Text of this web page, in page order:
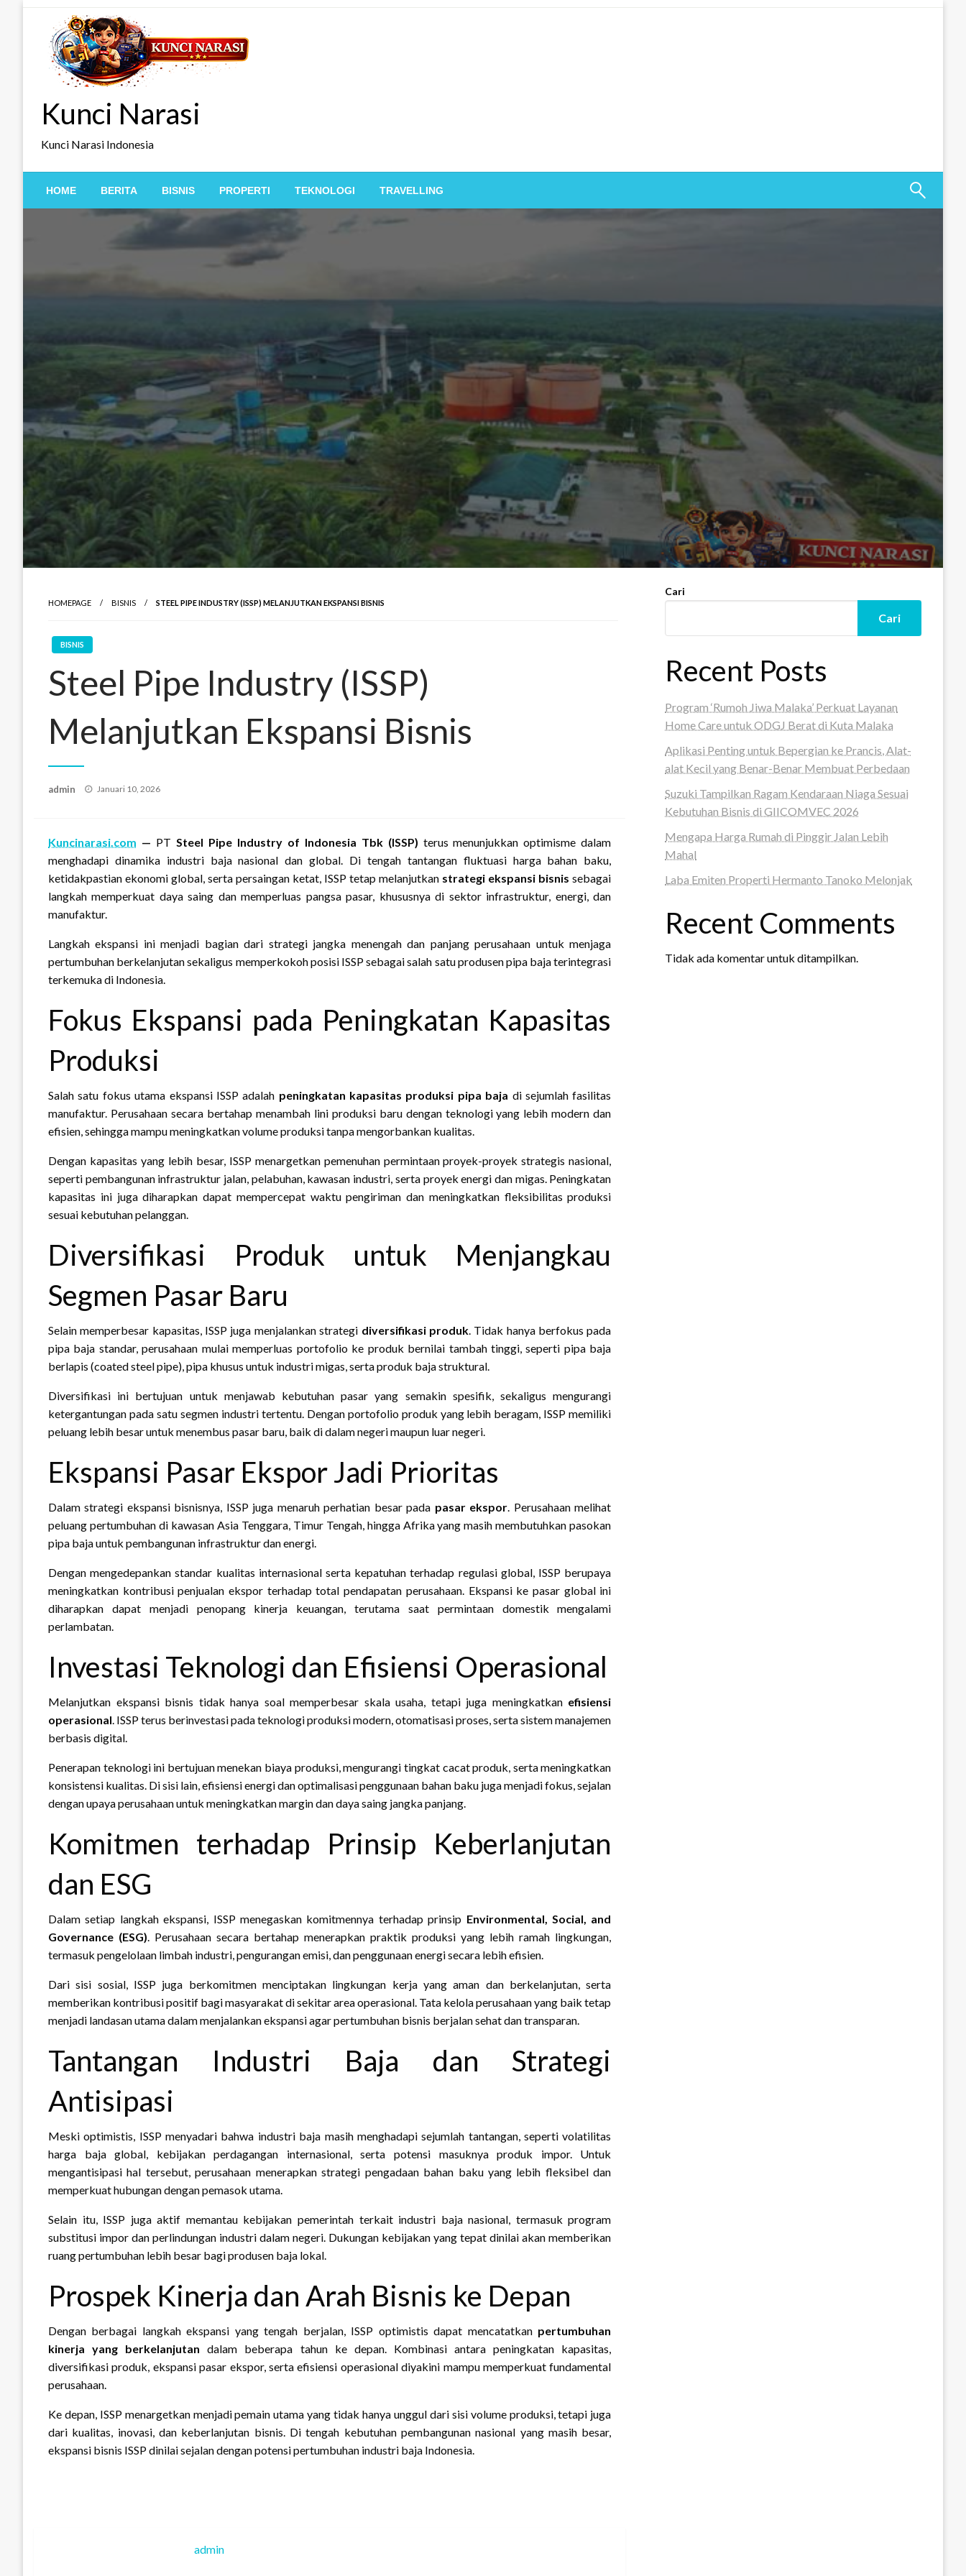
Kunci Narasi
Kunci Narasi Indonesia
HOME BERITA BISNIS PROPERTI TEKNOLOGI TRAVELLING
HOMEPAGE BISNIS STEEL PIPE INDUSTRY (ISSP) MELANJUTKAN EKSPANSI BISNIS
BISNIS
Steel Pipe Industry (ISSP)
Melanjutkan Ekspansi Bisnis
admin
Posted
Januari 10, 2026
Kuncinarasi.com — PT Steel Pipe Industry of Indonesia Tbk (ISSP) terus menunjukkan optimisme dalam
menghadapi dinamika industri baja nasional dan global. Di tengah tantangan fluktuasi harga bahan baku,
ketidakpastian ekonomi global, serta persaingan ketat, ISSP tetap melanjutkan strategi ekspansi bisnis sebagai
langkah memperkuat daya saing dan memperluas pangsa pasar, khususnya di sektor infrastruktur, energi, dan
manufaktur.
Langkah ekspansi ini menjadi bagian dari strategi jangka menengah dan panjang perusahaan untuk menjaga
pertumbuhan berkelanjutan sekaligus memperkokoh posisi ISSP sebagai salah satu produsen pipa baja terintegrasi
terkemuka di Indonesia.
Fokus Ekspansi pada Peningkatan Kapasitas
Produksi
Salah satu fokus utama ekspansi ISSP adalah peningkatan kapasitas produksi pipa baja di sejumlah fasilitas
manufaktur. Perusahaan secara bertahap menambah lini produksi baru dengan teknologi yang lebih modern dan
efisien, sehingga mampu meningkatkan volume produksi tanpa mengorbankan kualitas.
Dengan kapasitas yang lebih besar, ISSP menargetkan pemenuhan permintaan proyek-proyek strategis nasional,
seperti pembangunan infrastruktur jalan, pelabuhan, kawasan industri, serta proyek energi dan migas. Peningkatan
kapasitas ini juga diharapkan dapat mempercepat waktu pengiriman dan meningkatkan fleksibilitas produksi
sesuai kebutuhan pelanggan.
Diversifikasi Produk untuk Menjangkau
Segmen Pasar Baru
Selain memperbesar kapasitas, ISSP juga menjalankan strategi diversifikasi produk. Tidak hanya berfokus pada
pipa baja standar, perusahaan mulai memperluas portofolio ke produk bernilai tambah tinggi, seperti pipa baja
berlapis (coated steel pipe), pipa khusus untuk industri migas, serta produk baja struktural.
Diversifikasi ini bertujuan untuk menjawab kebutuhan pasar yang semakin spesifik, sekaligus mengurangi
ketergantungan pada satu segmen industri tertentu. Dengan portofolio produk yang lebih beragam, ISSP memiliki
peluang lebih besar untuk menembus pasar baru, baik di dalam negeri maupun luar negeri.
Ekspansi Pasar Ekspor Jadi Prioritas
Dalam strategi ekspansi bisnisnya, ISSP juga menaruh perhatian besar pada pasar ekspor. Perusahaan melihat
peluang pertumbuhan di kawasan Asia Tenggara, Timur Tengah, hingga Afrika yang masih membutuhkan pasokan
pipa baja untuk pembangunan infrastruktur dan energi.
Dengan mengedepankan standar kualitas internasional serta kepatuhan terhadap regulasi global, ISSP berupaya
meningkatkan kontribusi penjualan ekspor terhadap total pendapatan perusahaan. Ekspansi ke pasar global ini
diharapkan dapat menjadi penopang kinerja keuangan, terutama saat permintaan domestik mengalami
perlambatan.
Investasi Teknologi dan Efisiensi Operasional
Melanjutkan ekspansi bisnis tidak hanya soal memperbesar skala usaha, tetapi juga meningkatkan efisiensi
operasional. ISSP terus berinvestasi pada teknologi produksi modern, otomatisasi proses, serta sistem manajemen
berbasis digital.
Penerapan teknologi ini bertujuan menekan biaya produksi, mengurangi tingkat cacat produk, serta meningkatkan
konsistensi kualitas. Di sisi lain, efisiensi energi dan optimalisasi penggunaan bahan baku juga menjadi fokus, sejalan
dengan upaya perusahaan untuk meningkatkan margin dan daya saing jangka panjang.
Komitmen terhadap Prinsip Keberlanjutan
dan ESG
Dalam setiap langkah ekspansi, ISSP menegaskan komitmennya terhadap prinsip Environmental, Social, and
Governance (ESG). Perusahaan secara bertahap menerapkan praktik produksi yang lebih ramah lingkungan,
termasuk pengelolaan limbah industri, pengurangan emisi, dan penggunaan energi secara lebih efisien.
Dari sisi sosial, ISSP juga berkomitmen menciptakan lingkungan kerja yang aman dan berkelanjutan, serta
memberikan kontribusi positif bagi masyarakat di sekitar area operasional. Tata kelola perusahaan yang baik tetap
menjadi landasan utama dalam menjalankan ekspansi agar pertumbuhan bisnis berjalan sehat dan transparan.
Tantangan Industri Baja dan Strategi
Antisipasi
Meski optimistis, ISSP menyadari bahwa industri baja masih menghadapi sejumlah tantangan, seperti volatilitas
harga baja global, kebijakan perdagangan internasional, serta potensi masuknya produk impor. Untuk
mengantisipasi hal tersebut, perusahaan menerapkan strategi pengadaan bahan baku yang lebih fleksibel dan
memperkuat hubungan dengan pemasok utama.
Selain itu, ISSP juga aktif memantau kebijakan pemerintah terkait industri baja nasional, termasuk program
substitusi impor dan perlindungan industri dalam negeri. Dukungan kebijakan yang tepat dinilai akan memberikan
ruang pertumbuhan lebih besar bagi produsen baja lokal.
Prospek Kinerja dan Arah Bisnis ke Depan
Dengan berbagai langkah ekspansi yang tengah berjalan, ISSP optimistis dapat mencatatkan pertumbuhan
kinerja yang berkelanjutan dalam beberapa tahun ke depan. Kombinasi antara peningkatan kapasitas,
diversifikasi produk, ekspansi pasar ekspor, serta efisiensi operasional diyakini mampu memperkuat fundamental
perusahaan.
Ke depan, ISSP menargetkan menjadi pemain utama yang tidak hanya unggul dari sisi volume produksi, tetapi juga
dari kualitas, inovasi, dan keberlanjutan bisnis. Di tengah kebutuhan pembangunan nasional yang masih besar,
ekspansi bisnis ISSP dinilai sejalan dengan potensi pertumbuhan industri baja Indonesia.
admin
Cari
Cari
Recent Posts
Program ‘Rumoh Jiwa Malaka’ Perkuat Layanan
Home Care untuk ODGJ Berat di Kuta Malaka
Aplikasi Penting untuk Bepergian ke Prancis, Alat-
alat Kecil yang Benar-Benar Membuat Perbedaan
Suzuki Tampilkan Ragam Kendaraan Niaga Sesuai
Kebutuhan Bisnis di GIICOMVEC 2026
Mengapa Harga Rumah di Pinggir Jalan Lebih
Mahal
Laba Emiten Properti Hermanto Tanoko Melonjak
Recent Comments
Tidak ada komentar untuk ditampilkan.